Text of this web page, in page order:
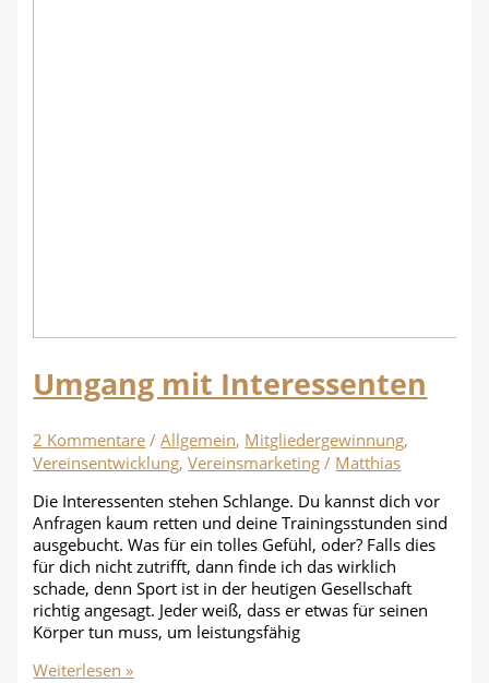
Umgang mit Interessenten
2 Kommentare /Allgemein, Mitgliedergewinnung,
Vereinsentwicklung,Vereinsmarketing / Matthias
Die Interessenten stehen Schlange. Du kannst dich vor
Anfragen kaum retten und deine Trainingsstunden sind
ausgebucht. Was für ein tolles Gefühl, oder? Falls dies
für dich nicht zutrifft, dann finde ich das wirklich
schade, denn Sport ist in der heutigen Gesellschaft
richtig angesagt. Jeder weiß, dass er etwas für seinen
Körper tun muss, um leistungsfähig
Umgang
Weiterlesen »